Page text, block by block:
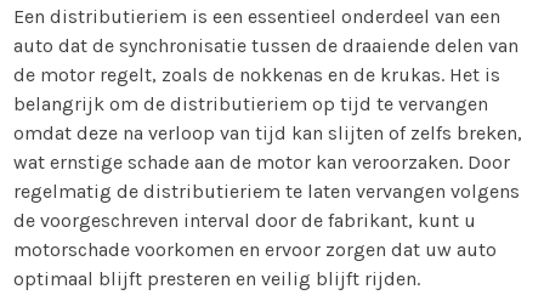
Een distributieriem is een essentieel onderdeel van een
auto dat de synchronisatie tussen de draaiende delen van
de motor regelt, zoals de nokkenas en de krukas. Het is
belangrijk om de distributieriem op tijd te vervangen
omdat deze na verloop van tijd kan slijten of zelfs breken,
wat ernstige schade aan de motor kan veroorzaken. Door
regelmatig de distributieriem te laten vervangen volgens
de voorgeschreven interval door de fabrikant, kunt u
motorschade voorkomen en ervoor zorgen dat uw auto
optimaal blijft presteren en veilig blijft rijden.